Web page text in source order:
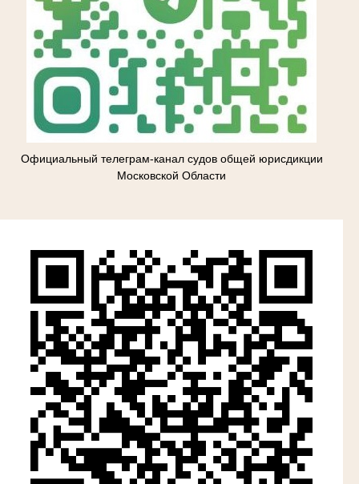
Официальный телеграм-канал судов общей юрисдикции
Московской Области